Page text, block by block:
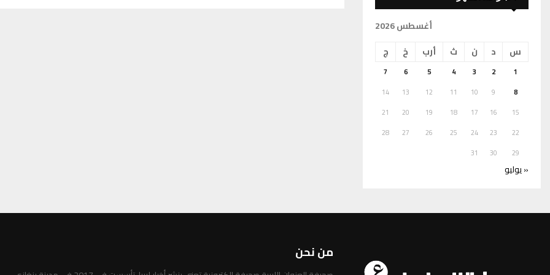
أغسطس 2026
س
د ن ث أرب خ ج
1
2
3
4
5
6
7
8
9
10
11
12
13
14
15
16
17
18
19
20
21
22
23
24
25
26
27
28
29
30
31
« يوليو
من نحن